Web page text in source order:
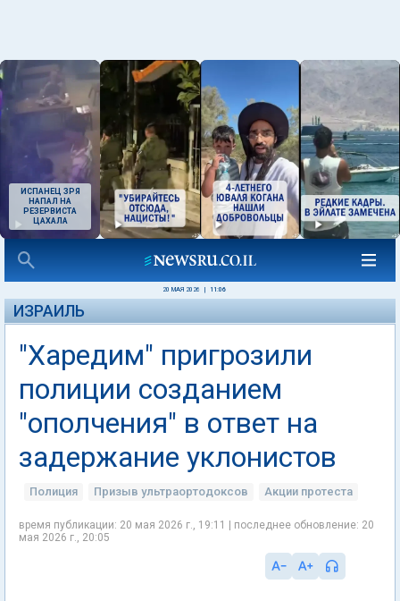
ИСПАНЕЦ ЗРЯ
НАПАЛ НА
РЕЗЕРВИСТА
ЦАХАЛА
20 МАЯ 2026 11:06
ИЗРАИЛЬ
"Харедим" пригрозили
полиции созданием
"ополчения" в ответ на
задержание уклонистов
Полиция Призыв ультраортодоксов Акции протеста
время публикации: 20 мая 2026 г., 19:11 | последнее обновление: 20
мая 2026 г., 20:05